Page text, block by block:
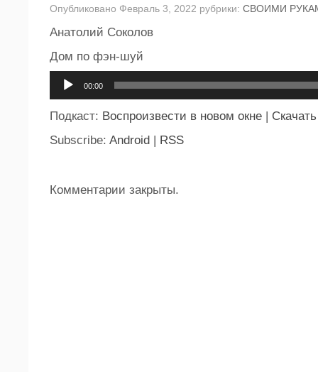
Опубликовано Февраль 3, 2022 рубрики: СВОИМИ
Анатолий Соколов
Дом по фэн-шуй
00:00
Подкаст: Воспроизвести в новом окне | Скачать
Subscribe: Android | RSS
Комментарии закрыты.